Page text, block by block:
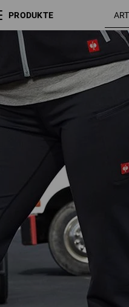
PRODUKTE
schwarz